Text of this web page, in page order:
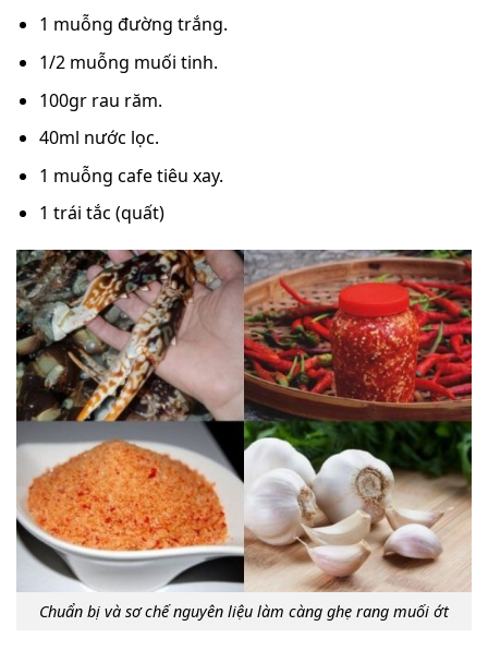
1 muỗng đường trắng.
1/2 muỗng muối tinh.
100gr rau răm.
40ml nước lọc.
1 muỗng cafe tiêu xay.
1 trái tắc (quất)
Chuẩn bị và sơ chế nguyên liệu làm càng ghẹ rang muối ớt